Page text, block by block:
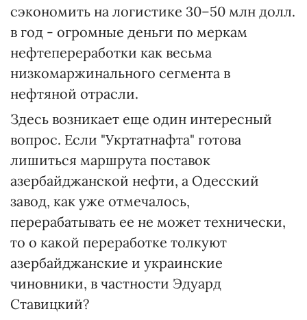
сэкономить на логистике 30–50 млн долл.
в год - огромные деньги по меркам
нефтепереработки как весьма
низкомаржинального сегмента в
нефтяной отрасли.
Здесь возникает еще один интересный
вопрос. Если "Укртатнафта" готова
лишиться маршрута поставок
азербайджанской нефти, а Одесский
завод, как уже отмечалось,
перерабатывать ее не может технически,
то о какой переработке толкуют
азербайджанские и украинские
чиновники, в частности Эдуард
Ставицкий?